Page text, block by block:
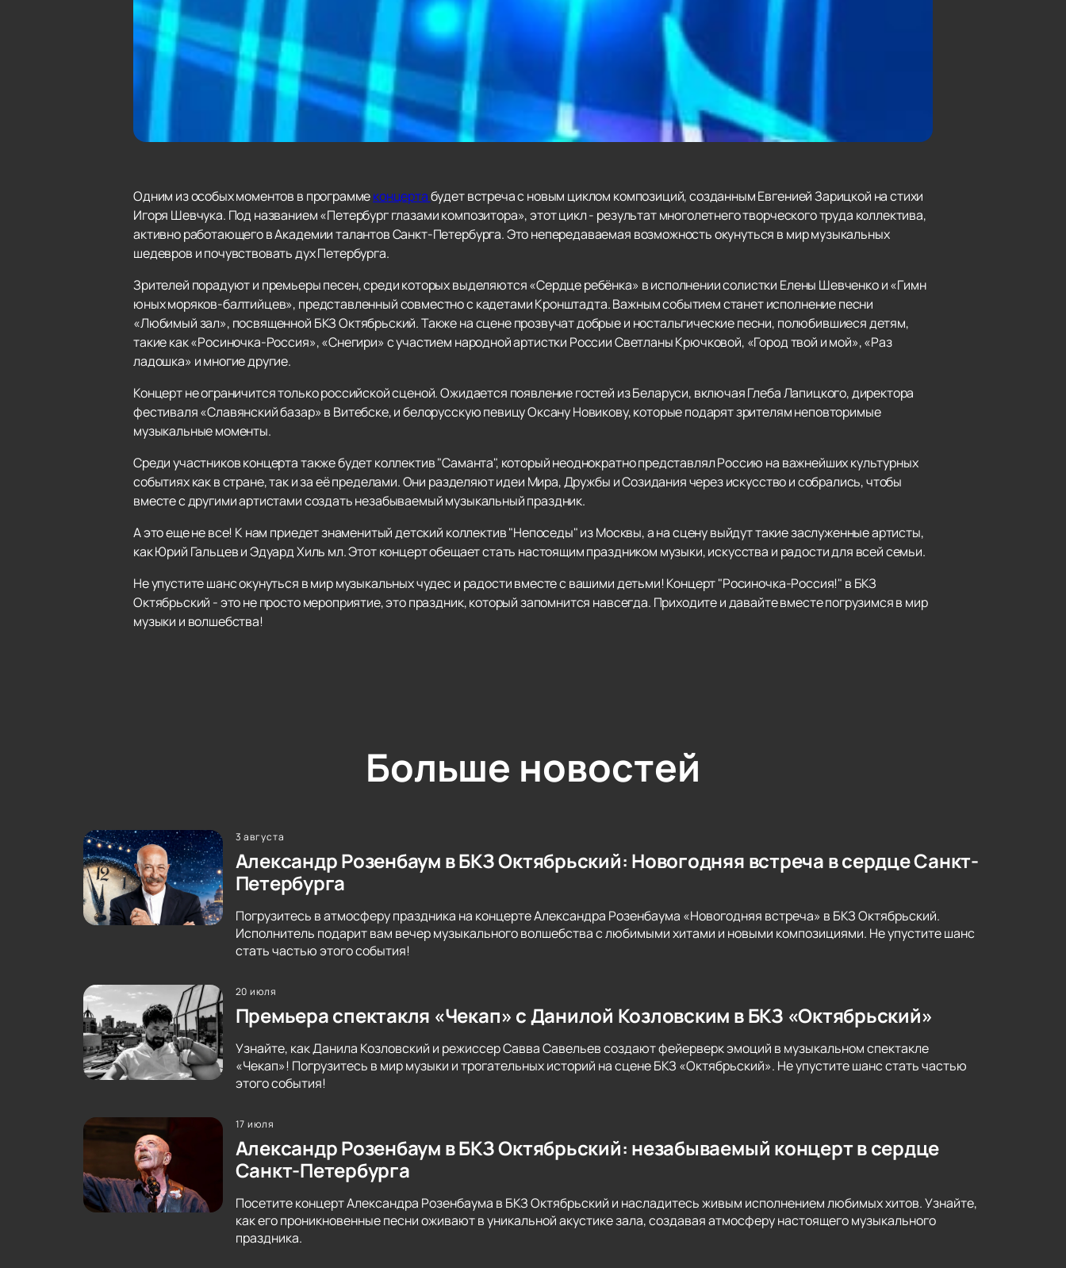
Одним из особых моментов в программеконцертабудет встреча с новым циклом композиций, созданным Евгенией Зарицкой на стихи
Игоря Шевчука. Под названием «Петербург глазами композитора», этот цикл - результат многолетнего творческого труда коллектива,
активно работающего в Академии талантов Санкт-Петербурга. Это непередаваемая возможность окунуться в мир музыкальных
шедевров и почувствовать дух Петербурга.
Зрителей порадуют и премьеры песен, среди которых выделяются «Сердце ребёнка» в исполнении солистки Елены Шевченко и «Гимн
юных моряков-балтийцев», представленный совместно с кадетами Кронштадта. Важным событием станет исполнение песни
«Любимый зал», посвященной БКЗ Октябрьский. Также на сцене прозвучат добрые и ностальгические песни, полюбившиеся детям,
такие как «Росиночка-Россия», «Снегири» с участием народной артистки России Светланы Крючковой, «Город твой и мой», «Раз
ладошка» и многие другие.
Концерт не ограничится только российской сценой. Ожидается появление гостей из Беларуси, включая Глеба Лапицкого, директора
фестиваля «Славянский базар» в Витебске, и белорусскую певицу Оксану Новикову, которые подарят зрителям неповторимые
музыкальные моменты.
Среди участников концерта также будет коллектив "Саманта", который неоднократно представлял Россию на важнейших культурных
событиях как в стране, так и за её пределами. Они разделяют идеи Мира, Дружбы и Созидания через искусство и собрались, чтобы
вместе с другими артистами создать незабываемый музыкальный праздник.
А это еще не все! К нам приедет знаменитый детский коллектив "Непоседы" из Москвы, а на сцену выйдут такие заслуженные артисты,
как Юрий Гальцев и Эдуард Хиль мл. Этот концерт обещает стать настоящим праздником музыки, искусства и радости для всей семьи.
Не упустите шанс окунуться в мир музыкальных чудес и радости вместе с вашими детьми! Концерт "Росиночка-Россия!" в БКЗ
Октябрьский - это не просто мероприятие, это праздник, который запомнится навсегда. Приходите и давайте вместе погрузимся в мир
музыки и волшебства!
Больше новостей
3 августа
Александр Розенбаум в БКЗ Октябрьский: Новогодняя встреча в сердце Санкт-
Петербурга
Погрузитесь в атмосферу праздника на концерте Александра Розенбаума «Новогодняя встреча» в БКЗ Октябрьский.
Исполнитель подарит вам вечер музыкального волшебства с любимыми хитами и новыми композициями. Не упустите шанс
стать частью этого события!
20 июля
Премьера спектакля «Чекап» с Данилой Козловским в БКЗ «Октябрьский»
Узнайте, как Данила Козловский и режиссер Савва Савельев создают фейерверк эмоций в музыкальном спектакле
«Чекап»! Погрузитесь в мир музыки и трогательных историй на сцене БКЗ «Октябрьский». Не упустите шанс стать частью
этого события!
17 июля
Александр Розенбаум в БКЗ Октябрьский: незабываемый концерт в сердце
Санкт-Петербурга
Посетите концерт Александра Розенбаума в БКЗ Октябрьский и насладитесь живым исполнением любимых хитов. Узнайте,
как его проникновенные песни оживают в уникальной акустике зала, создавая атмосферу настоящего музыкального
праздника.